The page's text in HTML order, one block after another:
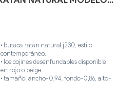
• butaca ratán natural j230, estilo
contemporáneo.
• los cojines desenfundables disponible
en rojo o beige.
• tamaño: ancho-0,94, fondo-0,86, alto-